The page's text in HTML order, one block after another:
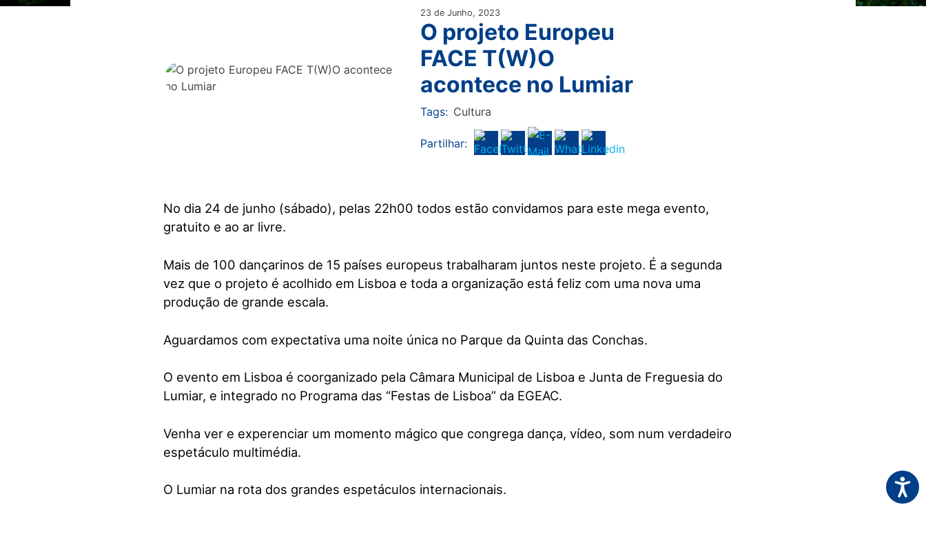
23 de Junho, 2023
O projeto Europeu
FACE T(W)O
acontece no Lumiar
Tags: Cultura
Partilhar:
No dia 24 de junho (sábado), pelas 22h00 todos estão convidamos para este mega evento,
gratuito e ao ar livre.
Mais de 100 dançarinos de 15 países europeus trabalharam juntos neste projeto. É a segunda
vez que o projeto é acolhido em Lisboa e toda a organização está feliz com uma nova uma
produção de grande escala.
Aguardamos com expectativa uma noite única no Parque da Quinta das Conchas.
O evento em Lisboa é coorganizado pela Câmara Municipal de Lisboa e Junta de Freguesia do
Lumiar, e integrado no Programa das “Festas de Lisboa” da EGEAC.
Venha ver e experenciar um momento mágico que congrega dança, vídeo, som num verdadeiro
espetáculo multimédia.
O Lumiar na rota dos grandes espetáculos internacionais.